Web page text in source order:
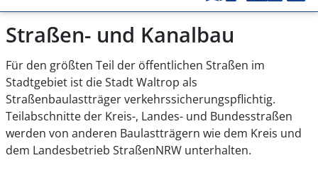
Straßen- und Kanalbau
Für den größten Teil der öffentlichen Straßen im
Stadtgebiet ist die Stadt Waltrop als
Straßenbaulastträger verkehrssicherungspflichtig.
Teilabschnitte der Kreis-, Landes- und Bundesstraßen
werden von anderen Baulastträgern wie dem Kreis und
dem Landesbetrieb StraßenNRW unterhalten.